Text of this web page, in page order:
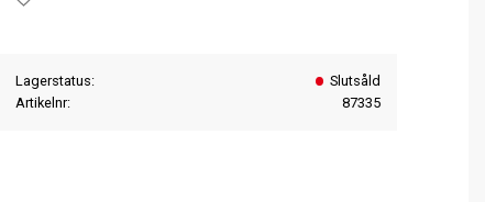
Lägg till i favoriter
Lagerstatus
Slutsåld
Artikelnr
87335